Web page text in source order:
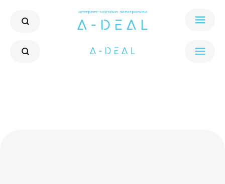
интернет-магазин электроники